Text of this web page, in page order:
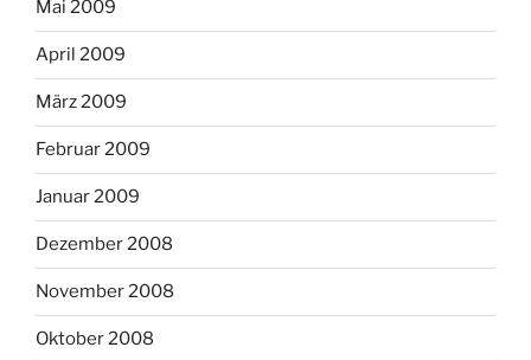
Mai 2009
April 2009
März 2009
Februar 2009
Januar 2009
Dezember 2008
November 2008
Oktober 2008